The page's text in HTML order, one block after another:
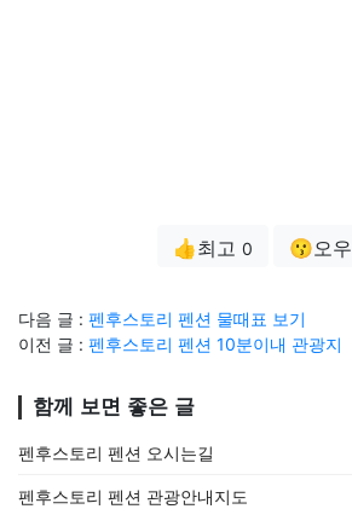
👍최고 0 😗오우
다음 글 : 펜후스토리 펜션 물때표 보기
이전 글 : 펜후스토리 펜션 10분이내 관광지
함께 보면 좋은 글
펜후스토리 펜션 오시는길
펜후스토리 펜션 관광안내지도